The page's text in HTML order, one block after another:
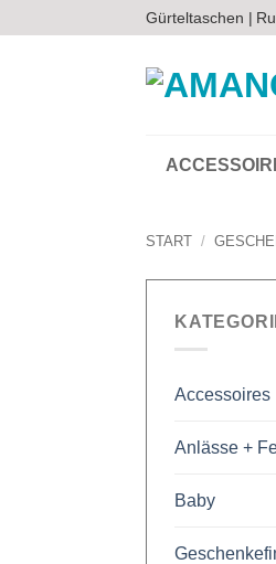
Inhalt
Gürteltaschen |
START /
Accessoires
Anlässe +
Baby